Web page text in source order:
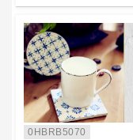
0HBRB5070